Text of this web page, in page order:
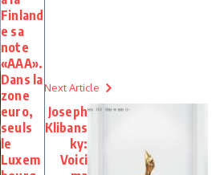
Finland
e sa
note
«AAA».
Dans la
zone
euro,
seuls
le
Luxem
Next Article
Joseph
Klibans
ky:
Voici